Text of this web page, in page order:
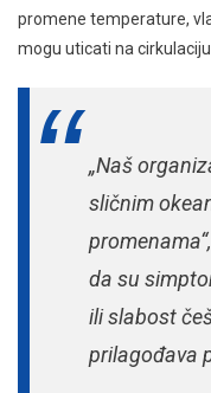
promene temperature,
mogu uticati na
„Naš
sličnim
da su
ili slabost
prilagođava